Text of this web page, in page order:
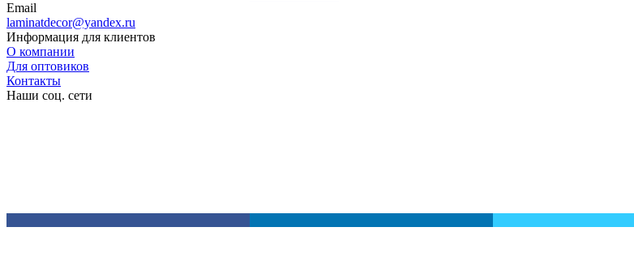
Email
laminatdecor@yandex.ru
Информация для клиентов
О компании
Для оптовиков
Контакты
Наши соц. сети